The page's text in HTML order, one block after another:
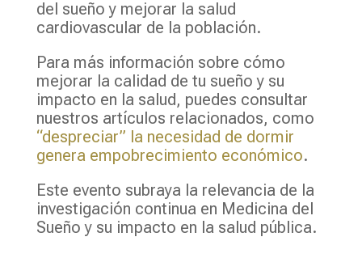
del sueño y mejorar la salud
cardiovascular de la población.
Para más información sobre cómo
mejorar la calidad de tu sueño y su
impacto en la salud, puedes consultar
nuestros artículos relacionados, como
“despreciar” la necesidad de dormir
genera empobrecimiento económico.
Este evento subraya la relevancia de la
investigación continua en Medicina del
Sueño y su impacto en la salud pública.